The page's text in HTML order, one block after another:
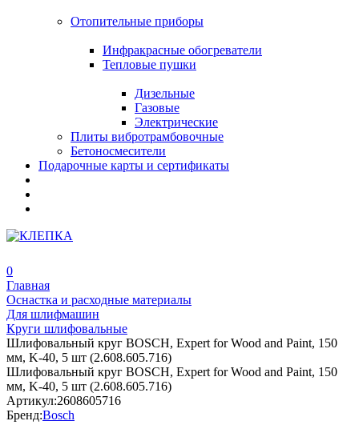
Отопительные приборы
Инфракрасные обогреватели
Тепловые пушки
Дизельные
Газовые
Электрические
Плиты вибротрамбовочные
Бетоносмесители
Подарочные карты и сертификаты
0
Главная
Оснастка и расходные материалы
Для шлифмашин
Круги шлифовальные
Шлифовальный круг BOSCH, Expert for Wood and Paint, 150
мм, K-40, 5 шт (2.608.605.716)
Шлифовальный круг BOSCH, Expert for Wood and Paint, 150
мм, K-40, 5 шт (2.608.605.716)
Артикул:2608605716
Бренд:Bosch